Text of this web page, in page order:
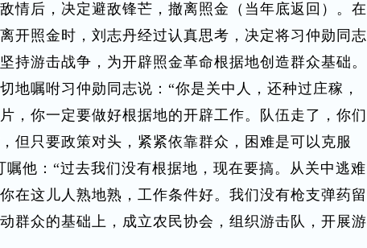
情后，决定避敌锋芒，撤离照金（当年底返回）。在
开照金时，刘志丹经过认真思考，决定将习仲勋同志
持游击战争，为开辟照金革命根据地创造群众基础。
地嘱咐习仲勋同志说：“你是关中人，还种过庄稼，
，你一定要做好根据地的开辟工作。队伍走了，你们
但只要政策对头，紧紧依靠群众，困难是可以克服
嘱他：“过去我们没有根据地，现在要搞。从关中逃难
在这儿人熟地熟，工作条件好。我们没有枪支弹药留
群众的基础上，成立农民协会，组织游击队，开展游